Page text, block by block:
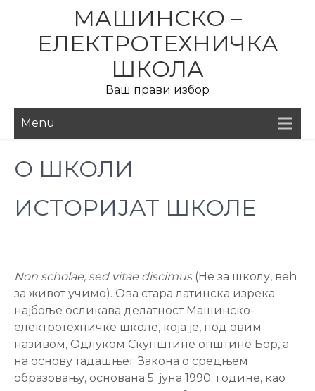
МАШИНСКО –
ЕЛЕКТРОТЕХНИЧКА
ШКОЛА
Ваш прави избор
Menu
О ШКОЛИ
ИСТОРИЈАТ ШКОЛЕ
Non scholae, sed vitae discimus(Не за школу, већ
за живот учимо). Ова стара латинска изрека
најбоље осликава делатност Машинско-
електротехничке школе, која је, под овим
називом, Одлуком Скупштине општине Бор, а
на основу тадашњег Закона о средњем
образовању, основана 5. јуна 1990. године, као